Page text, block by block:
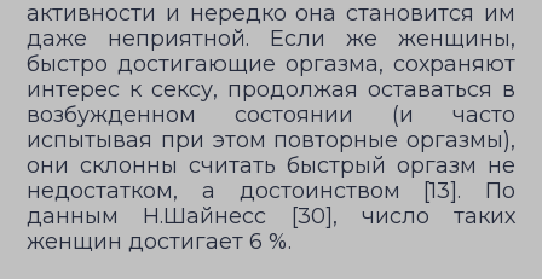
активности и нередко она становится им
даже неприятной. Если же женщины,
быстро достигающие оргазма, сохраняют
интерес к сексу, продолжая оставаться в
возбужденном состоянии (и часто
испытывая при этом повторные оргазмы),
они склонны считать быстрый оргазм не
недостатком, а достоинством [13]. По
данным Н.Шайнесс [30], число таких
женщин достигает 6 %.